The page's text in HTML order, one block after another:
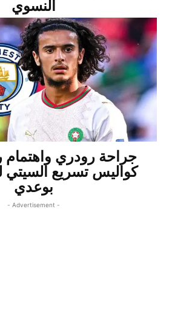
النسوي
جراحة رودري واهتمام
كواليس تسريع
بوعدي
- Advertisement -